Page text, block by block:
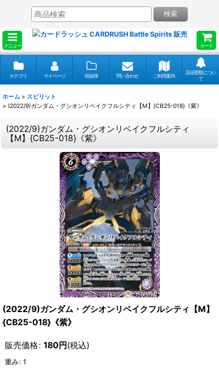
メニュー カート
検索
カテゴリ マイページ 収録弾 問い合わせ ご利用案内
店頭受取につい
て
ホーム > スピリット
> (2022/9)ガンダム・グシオンリベイクフルシティ【M】{CB25-018}《紫》
(2022/9)ガンダム・グシオンリベイクフルシティ
【M】{CB25-018}《紫》
(2022/9)ガンダム・グシオンリベイクフルシティ【M】
{CB25-018}《紫》
販売価格: 180円(税込)
重み: 1